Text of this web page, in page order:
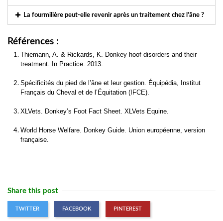
La fourmilière peut-elle revenir après un traitement chez l’âne ?
Références :
Thiemann, A. & Rickards, K. Donkey hoof disorders and their
treatment. In Practice. 2013.
Spécificités du pied de l’âne et leur gestion. Équipédia, Institut
Français du Cheval et de l’Équitation (IFCE).
XLVets. Donkey’s Foot Fact Sheet. XLVets Equine.
World Horse Welfare. Donkey Guide. Union européenne, version
française.
Share this post
TWITTER FACEBOOK PINTEREST